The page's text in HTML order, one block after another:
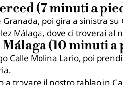
(7 minuti a
poi gira a sinistra su
Málaga, dove ci troverai al
(10 minuti a
Calle Molina Lario, poi
a trovare il nostro tablao in